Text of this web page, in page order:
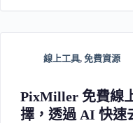
線上工具, 免費資源
PixMiller 免費線
擇，透過 AI 快速